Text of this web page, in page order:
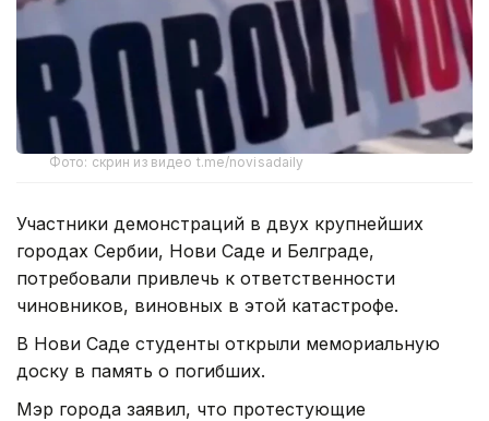
Фото: скрин из видео t.me/novisadaily
Участники демонстраций в двух крупнейших
городах Сербии, Нови Саде и Белграде,
потребовали привлечь к ответственности
чиновников, виновных в этой катастрофе.
В Нови Саде студенты открыли мемориальную
доску в память о погибших.
Мэр города заявил, что протестующие